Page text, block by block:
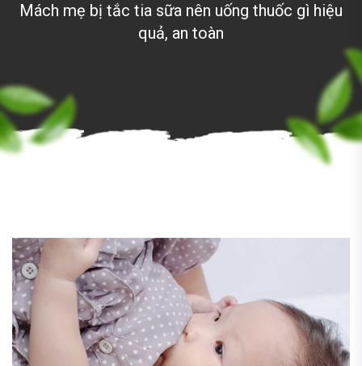
Mách mẹ bị tắc tia sữa nên uống thuốc gì hiệu
quả, an toàn